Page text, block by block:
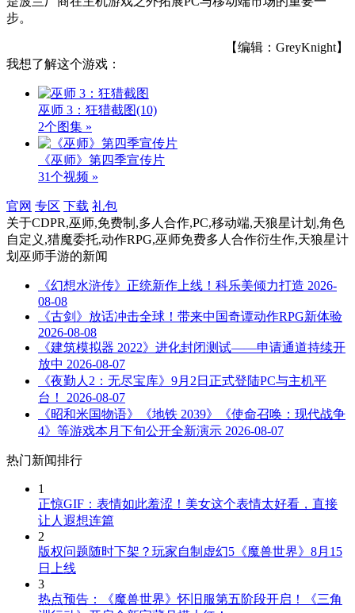
步。
【编辑：GreyKnight】
我想了解这个游戏：
巫师 3：狂猎截图(10)
2个图集 »
《巫师》第四季宣传片
31个视频 »
官网 专区 下载 礼包
关于CDPR,巫师,免费制,多人合作,PC,移动端,天狼星计划,角色
自定义,猎魔委托,动作RPG,巫师免费多人合作衍生作,天狼星计
划巫师手游的新闻
《幻想水浒传》正统新作上线！科乐美倾力打造 2026-
08-08
《古剑》放话冲击全球！带来中国奇谭动作RPG新体验
2026-08-08
《建筑模拟器 2022》进化封闭测试——申请通道持续开
放中 2026-08-07
《夜勤人2：无尽宝库》9月2日正式登陆PC与主机平
台！
2026-08-07
《昭和米国物语》《地铁 2039》《使命召唤：现代战争
4》等游戏本月下旬公开全新演示 2026-08-07
热门新闻排行
1
正惊GIF：表情如此羞涩！美女这个表情太好看，直接
让人遐想连篇
2
版权问题随时下架？玩家自制虚幻5《魔兽世界》8月15
日上线
3
热点预告：《魔兽世界》怀旧服第五阶段开启！《三角